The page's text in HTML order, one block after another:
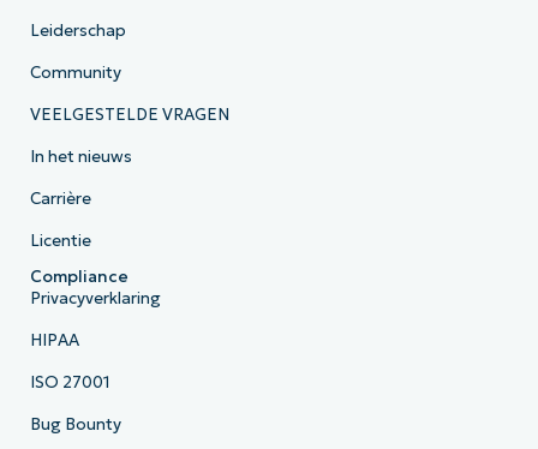
Leiderschap
Community
VEELGESTELDE VRAGEN
In het nieuws
Carrière
Licentie
Compliance
Privacyverklaring
HIPAA
ISO 27001
Bug Bounty